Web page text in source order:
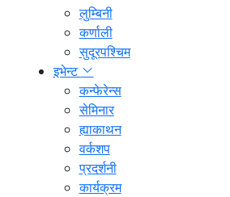
लुम्बिनी
कर्णाली
सुदूरपश्चिम
इभेन्ट
कन्फेरेन्स
सेमिनार
ह्याकाथन
वर्कशप
प्रदर्शनी
कार्यक्रम